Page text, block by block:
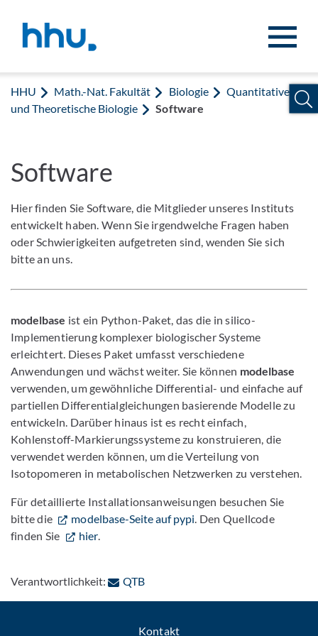
HHU Math.-Nat. Fakultät Biologie
Quantitative
und Theoretische Biologie
Software
Software
Hier finden Sie Software, die Mitglieder unseres Instituts
entwickelt haben. Wenn Sie irgendwelche Fragen haben
oder Schwierigkeiten aufgetreten sind, wenden Sie sich
bitte an uns.
modelbase ist ein Python-Paket, das die in silico-
Implementierung komplexer biologischer Systeme
erleichtert. Dieses Paket umfasst verschiedene
Anwendungen und wächst weiter. Sie können modelbase
verwenden, um gewöhnliche Differential- und einfache auf
partiellen Differentialgleichungen basierende Modelle zu
entwickeln. Darüber hinaus ist es recht einfach,
Kohlenstoff-Markierungssysteme zu konstruieren, die
verwendet werden können, um die Verteilung von
Isotopomeren in metabolischen Netzwerken zu verstehen.
Für detaillierte Installationsanweisungen besuchen Sie
bitte die
modelbase-Seite auf pypi. Den Quellcode
finden Sie
hier.
Verantwortlichkeit: QTB: Per E-Mail kontaktieren
Kontakt